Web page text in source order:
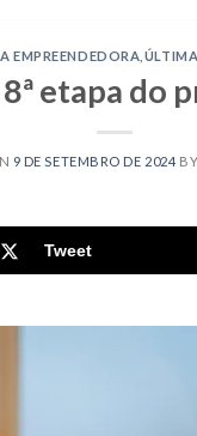
EMPREENDEDORA
etapa do
9 DE SETEMBRO DE 2024 BY
Tweet